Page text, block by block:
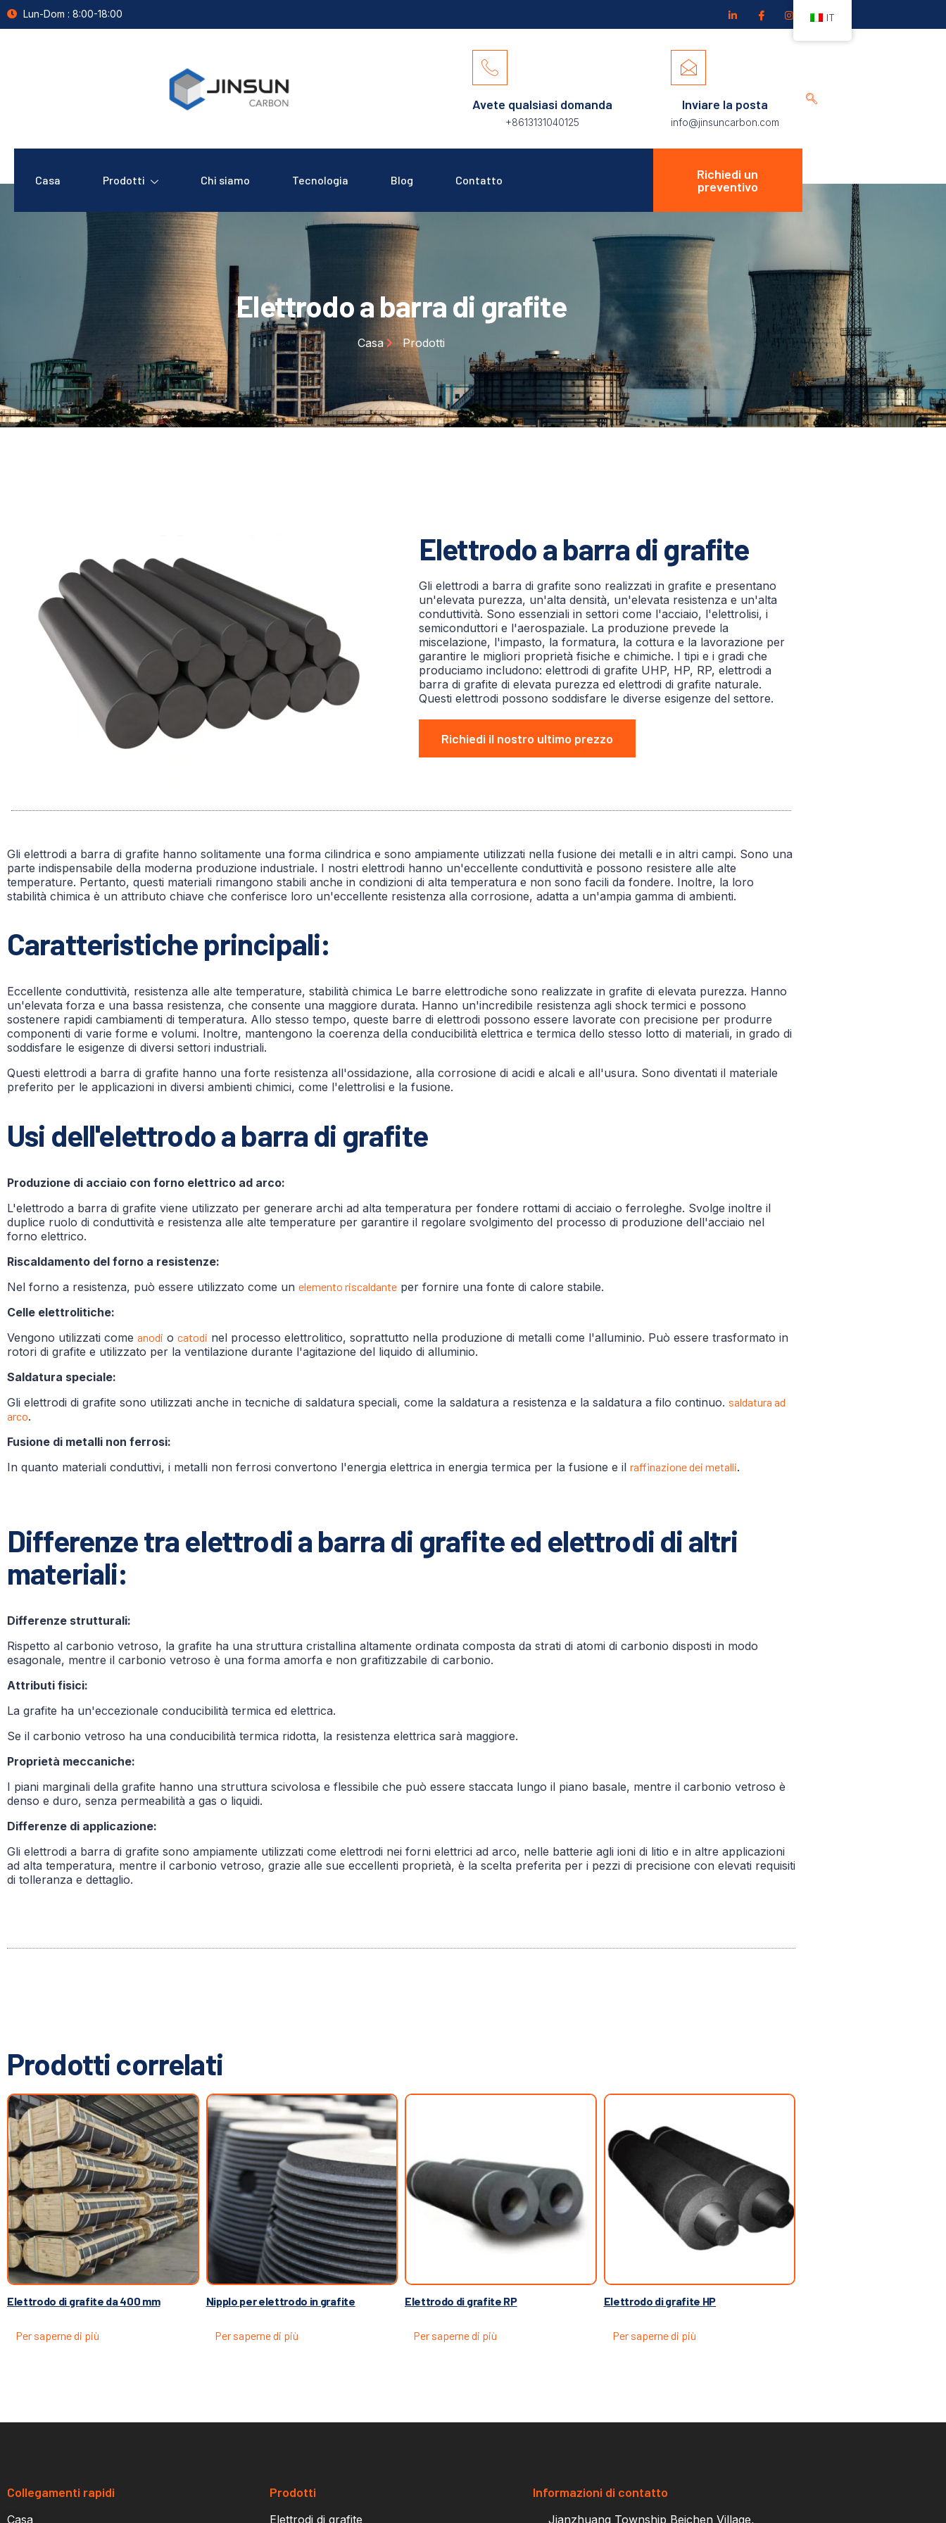
Lun-Dom : 8:00-18:00
Avete qualsiasi domanda
+8613131040125
Inviare la posta
info@jinsuncarbon.com
Casa Prodotti Chi siamo Tecnologia Blog Contatto
Richiedi un
preventivo
Elettrodo a barra di grafite
Casa Prodotti
Elettrodo a barra di grafite
Gli elettrodi a barra di grafite sono realizzati in grafite e presentano
un'elevata purezza, un'alta densità, un'elevata resistenza e un'alta
conduttività. Sono essenziali in settori come l'acciaio, l'elettrolisi, i
semiconduttori e l'aerospaziale. La produzione prevede la
miscelazione, l'impasto, la formatura, la cottura e la lavorazione per
garantire le migliori proprietà fisiche e chimiche. I tipi e i gradi che
produciamo includono: elettrodi di grafite UHP, HP, RP, elettrodi a
barra di grafite di elevata purezza ed elettrodi di grafite naturale.
Questi elettrodi possono soddisfare le diverse esigenze del settore.
Richiedi il nostro ultimo prezzo
Gli elettrodi a barra di grafite hanno solitamente una forma cilindrica e sono ampiamente utilizzati nella fusione dei metalli e in altri campi. Sono una
parte indispensabile della moderna produzione industriale. I nostri elettrodi hanno un'eccellente conduttività e possono resistere alle alte
temperature. Pertanto, questi materiali rimangono stabili anche in condizioni di alta temperatura e non sono facili da fondere. Inoltre, la loro
stabilità chimica è un attributo chiave che conferisce loro un'eccellente resistenza alla corrosione, adatta a un'ampia gamma di ambienti.
Caratteristiche principali:
Eccellente conduttività, resistenza alle alte temperature, stabilità chimica Le barre elettrodiche sono realizzate in grafite di elevata purezza. Hanno
un'elevata forza e una bassa resistenza, che consente una maggiore durata. Hanno un'incredibile resistenza agli shock termici e possono
sostenere rapidi cambiamenti di temperatura. Allo stesso tempo, queste barre di elettrodi possono essere lavorate con precisione per produrre
componenti di varie forme e volumi. Inoltre, mantengono la coerenza della conducibilità elettrica e termica dello stesso lotto di materiali, in grado di
soddisfare le esigenze di diversi settori industriali.
Questi elettrodi a barra di grafite hanno una forte resistenza all'ossidazione, alla corrosione di acidi e alcali e all'usura. Sono diventati il materiale
preferito per le applicazioni in diversi ambienti chimici, come l'elettrolisi e la fusione.
Usi dell'elettrodo a barra di grafite
Produzione di acciaio con forno elettrico ad arco:
L'elettrodo a barra di grafite viene utilizzato per generare archi ad alta temperatura per fondere rottami di acciaio o ferroleghe. Svolge inoltre il
duplice ruolo di conduttività e resistenza alle alte temperature per garantire il regolare svolgimento del processo di produzione dell'acciaio nel
forno elettrico.
Riscaldamento del forno a resistenze:
Nel forno a resistenza, può essere utilizzato come un elemento riscaldante per fornire una fonte di calore stabile.
Celle elettrolitiche:
Vengono utilizzati come anodi o catodi nel processo elettrolitico, soprattutto nella produzione di metalli come l'alluminio. Può essere trasformato in
rotori di grafite e utilizzato per la ventilazione durante l'agitazione del liquido di alluminio.
Saldatura speciale:
Gli elettrodi di grafite sono utilizzati anche in tecniche di saldatura speciali, come la saldatura a resistenza e la saldatura a filo continuo. saldatura ad
arco.
Fusione di metalli non ferrosi:
In quanto materiali conduttivi, i metalli non ferrosi convertono l'energia elettrica in energia termica per la fusione e il raffinazione dei metalli.
Differenze tra elettrodi a barra di grafite ed elettrodi di altri
materiali:
Differenze strutturali:
Rispetto al carbonio vetroso, la grafite ha una struttura cristallina altamente ordinata composta da strati di atomi di carbonio disposti in modo
esagonale, mentre il carbonio vetroso è una forma amorfa e non grafitizzabile di carbonio.
Attributi fisici:
La grafite ha un'eccezionale conducibilità termica ed elettrica.
Se il carbonio vetroso ha una conducibilità termica ridotta, la resistenza elettrica sarà maggiore.
Proprietà meccaniche:
I piani marginali della grafite hanno una struttura scivolosa e flessibile che può essere staccata lungo il piano basale, mentre il carbonio vetroso è
denso e duro, senza permeabilità a gas o liquidi.
Differenze di applicazione:
Gli elettrodi a barra di grafite sono ampiamente utilizzati come elettrodi nei forni elettrici ad arco, nelle batterie agli ioni di litio e in altre applicazioni
ad alta temperatura, mentre il carbonio vetroso, grazie alle sue eccellenti proprietà, è la scelta preferita per i pezzi di precisione con elevati requisiti
di tolleranza e dettaglio.
Prodotti correlati
Elettrodo di grafite da 400 mm
Per saperne di più
Nipplo per elettrodo in grafite
Per saperne di più
Elettrodo di grafite RP
Per saperne di più
Elettrodo di grafite HP
Per saperne di più
Collegamenti rapidi
Casa
Prodotti
Elettrodi di grafite
Informazioni di contatto
Jianzhuang Township Beichen Village,
IT